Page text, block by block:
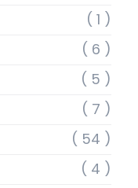
( 1 )
( 6 )
( 5 )
( 7 )
( 54 )
( 4 )